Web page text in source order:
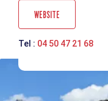
WEBSITE
Tel : 04 50 47 21 68